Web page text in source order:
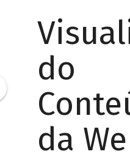
do
da